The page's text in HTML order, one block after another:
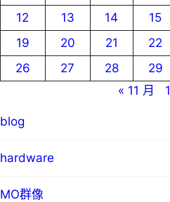
12
13 14 15
19
20 21 22
26
27 28 29
« 11 月
blog
hardware
MO群像